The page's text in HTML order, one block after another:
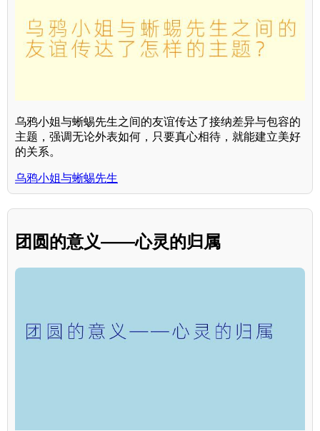
乌鸦小姐与蜥蜴先生之间的友谊传达了接纳差异与包容的
主题，强调无论外表如何，只要真心相待，就能建立美好
的关系。
乌鸦小姐与蜥蜴先生
团圆的意义——心灵的归属